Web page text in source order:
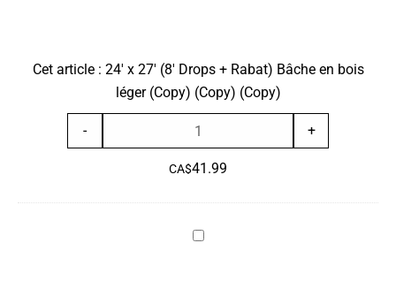
(Copy)
+
Rabat)
Bâche
bois
(Copy)
Cet article : 24' x 27' (8' Drops + Rabat) Bâche en bois
léger (Copy) (Copy) (Copy)
-
de
+
CA$41.99
Sangles